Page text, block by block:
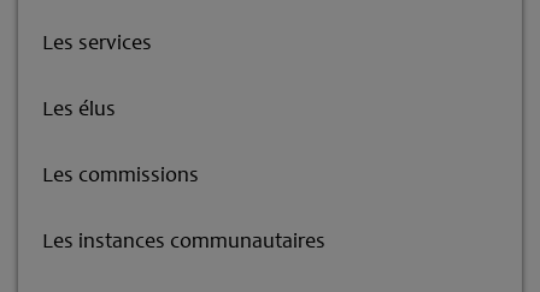
Les services
Les élus
Les commissions
Les instances communautaires